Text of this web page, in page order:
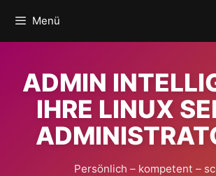
Inhalt
springen
Menü
ADMIN
IHRE LINUX
Persönlich – kompetent –